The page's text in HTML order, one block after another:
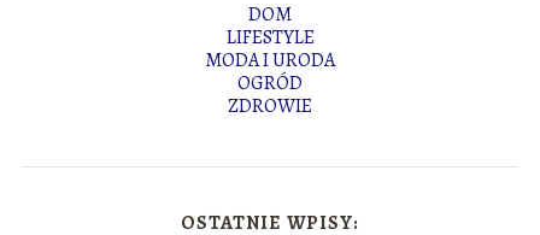
DOM
LIFESTYLE
MODA I URODA
OGRÓD
ZDROWIE
OSTATNIE WPISY: